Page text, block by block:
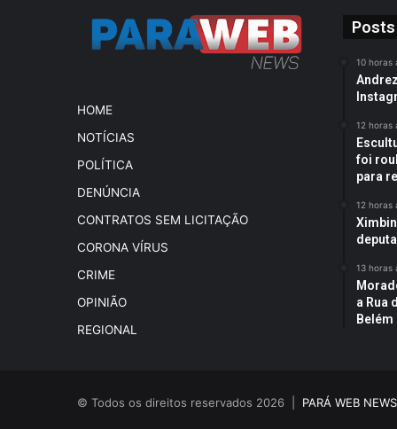
HOME
NOTÍCIAS
POLÍTICA
DENÚNCIA
CONTRATOS SEM LICITAÇÃO
CORONA VÍRUS
CRIME
OPINIÃO
REGIONAL
10 horas
12 horas
foi
para
12 horas
13 horas
a Rua
Belém
© Todos os direitos reservados 2026 | PARÁ WEB NEWS